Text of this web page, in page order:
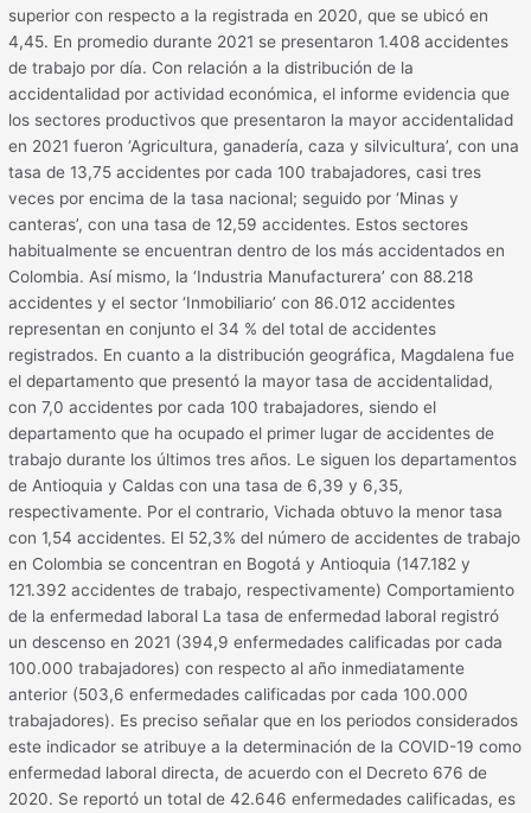
superior con respecto a la registrada en 2020, que se ubicó en
4,45. En promedio durante 2021 se presentaron 1.408 accidentes
de trabajo por día. Con relación a la distribución de la
accidentalidad por actividad económica, el informe evidencia que
los sectores productivos que presentaron la mayor accidentalidad
en 2021 fueron ‘Agricultura, ganadería, caza y silvicultura’, con una
tasa de 13,75 accidentes por cada 100 trabajadores, casi tres
veces por encima de la tasa nacional; seguido por ‘Minas y
canteras’, con una tasa de 12,59 accidentes. Estos sectores
habitualmente se encuentran dentro de los más accidentados en
Colombia. Así mismo, la ‘Industria Manufacturera’ con 88.218
accidentes y el sector ‘Inmobiliario’ con 86.012 accidentes
representan en conjunto el 34 % del total de accidentes
registrados. En cuanto a la distribución geográfica, Magdalena fue
el departamento que presentó la mayor tasa de accidentalidad,
con 7,0 accidentes por cada 100 trabajadores, siendo el
departamento que ha ocupado el primer lugar de accidentes de
trabajo durante los últimos tres años. Le siguen los departamentos
de Antioquia y Caldas con una tasa de 6,39 y 6,35,
respectivamente. Por el contrario, Vichada obtuvo la menor tasa
con 1,54 accidentes. El 52,3% del número de accidentes de trabajo
en Colombia se concentran en Bogotá y Antioquia (147.182 y
121.392 accidentes de trabajo, respectivamente) Comportamiento
de la enfermedad laboral La tasa de enfermedad laboral registró
un descenso en 2021 (394,9 enfermedades calificadas por cada
100.000 trabajadores) con respecto al año inmediatamente
anterior (503,6 enfermedades calificadas por cada 100.000
trabajadores). Es preciso señalar que en los periodos considerados
este indicador se atribuye a la determinación de la COVID-19 como
enfermedad laboral directa, de acuerdo con el Decreto 676 de
2020. Se reportó un total de 42.646 enfermedades calificadas, es